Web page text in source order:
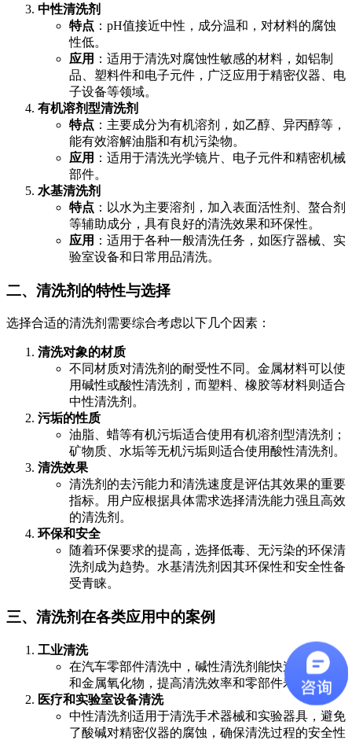
中性清洗剂
特点 ：pH值接近中性，成分温和，对材料的腐蚀
性低。
应用 ：适用于清洗对腐蚀性敏感的材料，如铝制
品、塑料件和电子元件，广泛应用于精密仪器、电
子设备等领域。
有机溶剂型清洗剂
特点 ：主要成分为有机溶剂，如乙醇、异丙醇等，
能有效溶解油脂和有机污染物。
应用 ：适用于清洗光学镜片、电子元件和精密机械
部件。
水基清洗剂
特点 ：以水为主要溶剂，加入表面活性剂、螯合剂
等辅助成分，具有良好的清洗效果和环保性。
应用 ：适用于各种一般清洗任务，如医疗器械、实
验室设备和日常用品清洗。
二、清洗剂的特性与选择
选择合适的清洗剂需要综合考虑以下几个因素：
清洗对象的材质
不同材质对清洗剂的耐受性不同。金属材料可以使
用碱性或酸性清洗剂，而塑料、橡胶等材料则适合
中性清洗剂。
污垢的性质
油脂、蜡等有机污垢适合使用有机溶剂型清洗剂；
矿物质、水垢等无机污垢则适合使用酸性清洗剂。
清洗效果
清洗剂的去污能力和清洗速度是评估其效果的重要
指标。用户应根据具体需求选择清洗能力强且高效
的清洗剂。
环保和安全
随着环保要求的提高，选择低毒、无污染的环保清
洗剂成为趋势。水基清洗剂因其环保性和安全性备
受青睐。
三、清洗剂在各类应用中的案例
工业清洗
在汽车零部件清洗中，碱性清洗剂能快速去除油污
和金属氧化物，提高清洗效率和零部件寿命。
医疗和实验室设备清洗
中性清洗剂适用于清洗手术器械和实验器具，避免
了酸碱对精密仪器的腐蚀，确保清洗过程的安全性